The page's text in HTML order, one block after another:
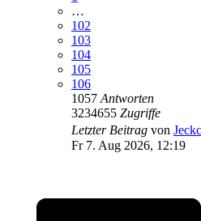
…
102
103
104
105
106
1057 Antworten
3234655 Zugriffe
Letzter Beitrag von
Fr 7. Aug 2026, 12:19
×